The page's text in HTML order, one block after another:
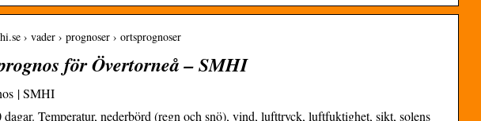
› vader › prognoser › ortsprognoser
för Övertorneå – SMHI
| SMHI
dagar. Temperatur, nederbörd (regn och snö), vind, lufttryck, luftfuktighet, sikt, solens